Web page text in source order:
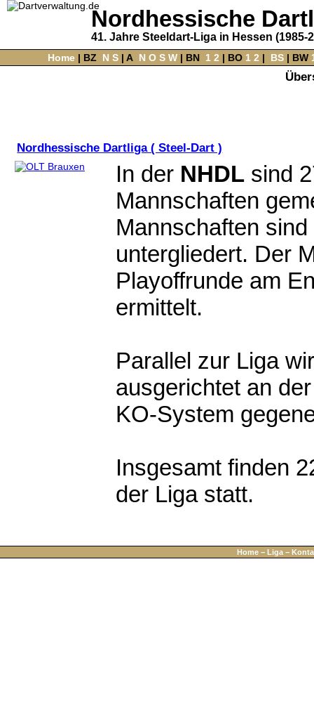
Nordhessische
41. Jahre Steeldart-Liga in Hessen (1985-
Home‌ | BZ N S‌ | A‌ N O S W‌ | BN‌ 1 2 | BO‌ 1 2 | BS| BW‌
Nordhessische Dartliga ( Steel-Dart )
In der NHDL sind
Mannschaften
Mannschaften
untergliedert. Der
Playoffrunde am
ermittelt.
Parallel zur Liga
ausgerichtet an
KO-System
Insgesamt finden
der Liga statt.
Home − Liga −